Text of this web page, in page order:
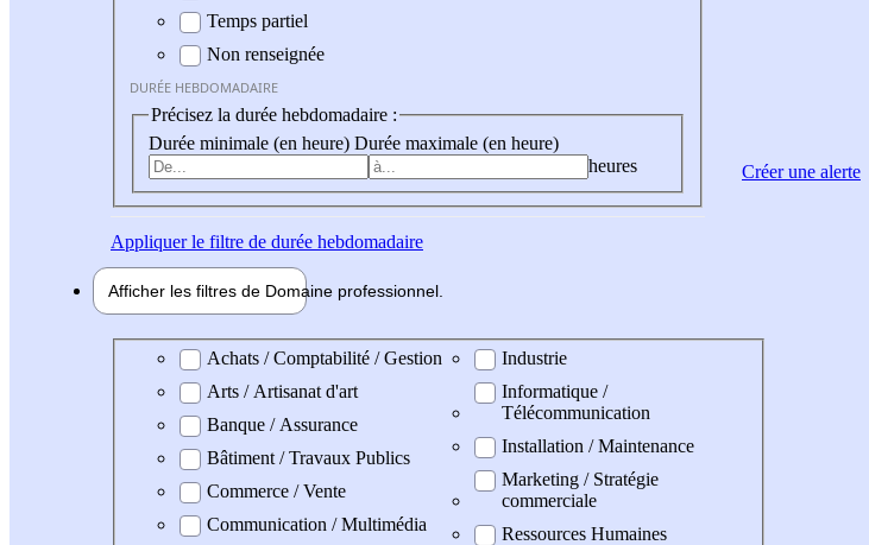
Temps partiel
Non renseignée
DURÉE HEBDOMADAIRE
Précisez la durée hebdomadaire :
Durée minimale (en heure) Durée maximale (en heure)
heures
Appliquerle filtre de durée hebdomadaire
Afficher les filtres de Domaine professionnel
Domaine professionel
Achats / Comptabilité / Gestion
Arts / Artisanat d'art
Banque / Assurance
Bâtiment / Travaux Publics
Commerce / Vente
Communication / Multimédia
Industrie
Informatique /
Télécommunication
Installation / Maintenance
Marketing / Stratégie
commerciale
Ressources Humaines
Créer une alerte